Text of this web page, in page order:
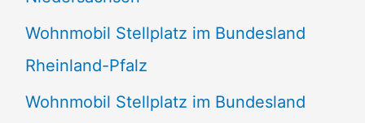
Wohnmobil Stellplatz im Bundesland
Rheinland-Pfalz
Wohnmobil Stellplatz im Bundesland